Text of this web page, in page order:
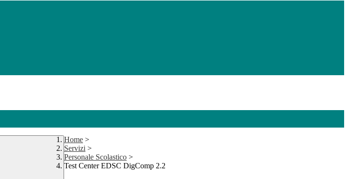
Home >
Servizi >
Personale Scolastico >
Test Center EDSC DigComp 2.2